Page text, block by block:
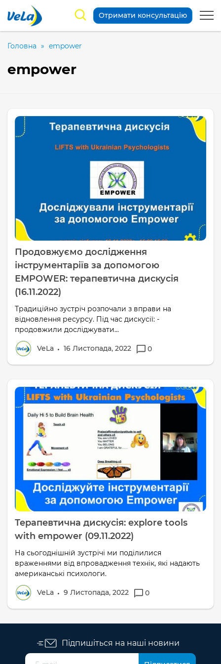
Отримати консультацію
Головна » empower
empower
Продовжуємо дослідження
інструментаріїв за допомогою
EMPOWER: терапевтична дискусія
(16.11.2022)
Традиційно зустріч розпочали з вправи на
відновлення ресурсу. Під час дискусії: -
продовжили досліджувати...
VeLa 16 Листопада, 2022 0
Терапевтична дискусія: explore tools
with empower (09.11.2022)
На сьогоднішній зустрічі ми поділилися
враженнями від впровадження технік, які надають
американські психологи.
VeLa 9 Листопада, 2022 0
Підпишіться на наші новини